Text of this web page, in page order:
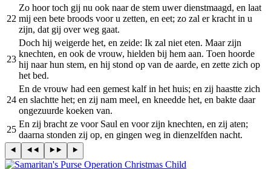
22
Zo hoor toch gij nu ook naar de stem uwer dienstmaagd, en laat
mij een bete broods voor u zetten, en eet; zo zal er kracht in u
zijn, dat gij over weg gaat.
23
Doch hij weigerde het, en zeide: Ik zal niet eten. Maar zijn
knechten, en ook de vrouw, hielden bij hem aan. Toen hoorde
hij naar hun stem, en hij stond op van de aarde, en zette zich op
het bed.
24
En de vrouw had een gemest kalf in het huis; en zij haastte zich
en slachtte het; en zij nam meel, en kneedde het, en bakte daar
ongezuurde koeken van.
25
En zij bracht ze voor Saul en voor zijn knechten, en zij aten;
daarna stonden zij op, en gingen weg in dienzelfden nacht.